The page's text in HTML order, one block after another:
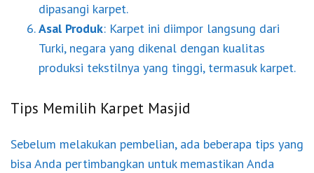
dipasangi karpet.
Asal Produk: Karpet ini diimpor langsung dari
Turki, negara yang dikenal dengan kualitas
produksi tekstilnya yang tinggi, termasuk karpet.
Tips Memilih Karpet Masjid
Sebelum melakukan pembelian, ada beberapa tips yang
bisa Anda pertimbangkan untuk memastikan Anda